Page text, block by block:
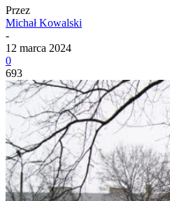
Przez
Michał Kowalski
-
12 marca 2024
0
693